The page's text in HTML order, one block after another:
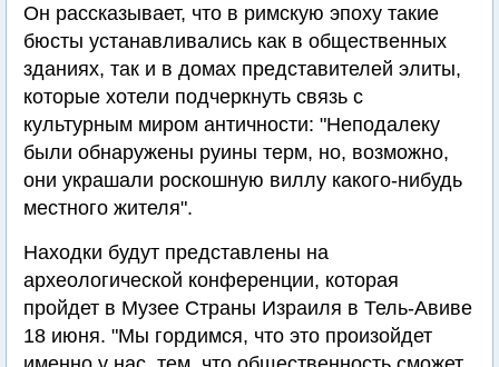
Он рассказывает, что в римскую эпоху такие
бюсты устанавливались как в общественных
зданиях, так и в домах представителей элиты,
которые хотели подчеркнуть связь с
культурным миром античности: "Неподалеку
были обнаружены руины терм, но, возможно,
они украшали роскошную виллу какого-нибудь
местного жителя".
Находки будут представлены на
археологической конференции, которая
пройдет в Музее Страны Израиля в Тель-Авиве
18 июня. "Мы гордимся, что это произойдет